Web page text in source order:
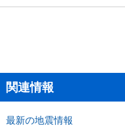
関連情報
最新の地震情報